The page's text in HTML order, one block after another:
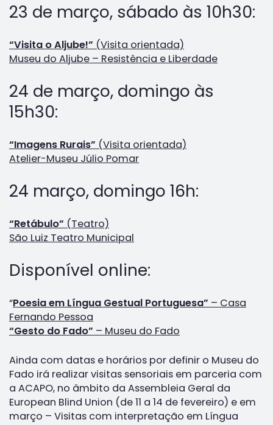
23 de março, sábado às 10h30:
“Visita o Aljube!” (Visita orientada)
Museu do Aljube – Resistência e Liberdade
24 de março, domingo às
15h30:
“Imagens Rurais” (Visita orientada)
Atelier-Museu Júlio Pomar
24 março, domingo 16h:
“Retábulo” (Teatro)
São Luiz Teatro Municipal
Disponível online:
“Poesia em Língua Gestual Portuguesa” – Casa
Fernando Pessoa
“Gesto do Fado” – Museu do Fado
Ainda com datas e horários por definir o Museu do
Fado irá realizar visitas sensoriais em parceria com
a ACAPO, no âmbito da Assembleia Geral da
European Blind Union (de 11 a 14 de fevereiro) e em
março – Visitas com interpretação em Língua